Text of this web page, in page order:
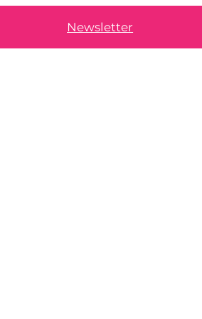
Newsletter